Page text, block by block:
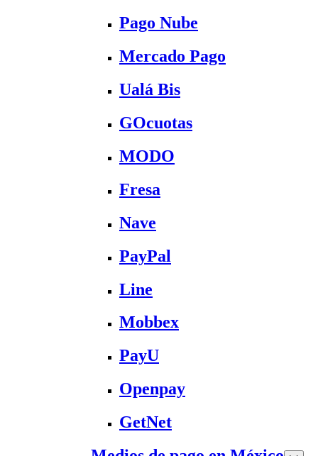
Pago Nube
Mercado Pago
Ualá Bis
GOcuotas
MODO
Fresa
Nave
PayPal
Line
Mobbex
PayU
Openpay
GetNet